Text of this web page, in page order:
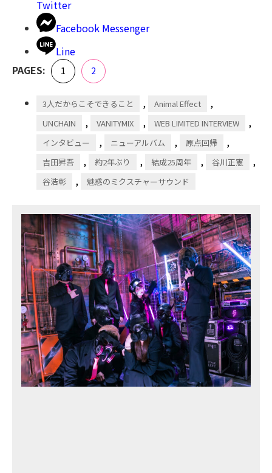
Twitter
Facebook Messenger
Line
PAGES:
Page
1 Page
2
3人だからこそできること , Animal Effect ,
UNCHAIN , VANITYMIX , WEB LIMITED INTERVIEW ,
インタビュー , ニューアルバム , 原点回帰 ,
吉田昇吾 , 約2年ぶり , 結成25周年 , 谷川正憲 ,
谷浩彰 , 魅惑のミクスチャーサウンド